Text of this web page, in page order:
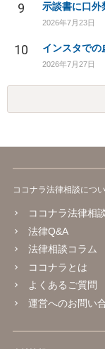
9 示談書に口外
2026年7月23日
10 インスタでの
2026年7月27日
ココナラ法律相談につ
ココナラ法律相
法律Q&A
法律相談コラム
ココナラとは
よくあるご質問
運営へのお問い